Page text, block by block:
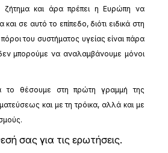
ζήτημα και άρα πρέπει η Ευρώπη να
σε αυτό το επίπεδο, διότι ειδικά στη
του συστήματος υγείας είναι πάρα
μπορούμε να αναλαμβάνουμε μόνοι
το θέσουμε στη πρώτη γραμμή της
και με τη τρόικα, αλλά και με
σας για τις ερωτήσεις.